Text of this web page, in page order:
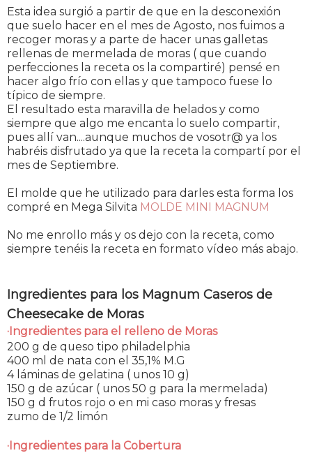
Esta idea surgió a partir de que en la desconexión
que suelo hacer en el mes de Agosto, nos fuimos a
recoger moras y a parte de hacer unas galletas
rellenas de mermelada de moras ( que cuando
perfecciones la receta os la compartiré) pensé en
hacer algo frío con ellas y que tampoco fuese lo
típico de siempre.
El resultado esta maravilla de helados y como
siempre que algo me encanta lo suelo compartir,
pues allí van....aunque muchos de vosotr@ ya los
habréis disfrutado ya que la receta la compartí por el
mes de Septiembre.
El molde que he utilizado para darles esta forma los
compré en Mega Silvita MOLDE MINI MAGNUM
No me enrollo más y os dejo con la receta, como
siempre tenéis la receta en formato vídeo más abajo.
Ingredientes para los Magnum Caseros de
Cheesecake de Moras
·Ingredientes para el relleno de Moras
200 g de queso tipo philadelphia
400 ml de nata con el 35,1% M.G
4 láminas de gelatina ( unos 10 g)
150 g de azúcar ( unos 50 g para la mermelada)
150 g d frutos rojo o en mi caso moras y fresas
zumo de 1/2 limón
·Ingredientes para la Cobertura